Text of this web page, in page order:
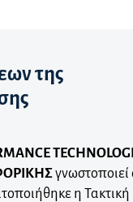
της
γνωστοποιεί
η Τακτική